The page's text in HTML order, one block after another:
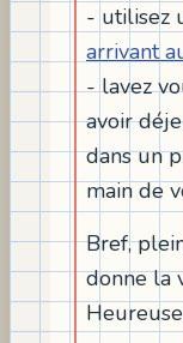
- utilisez
arrivant
- lavez
avoir
dans un
main de
Bref,
donne la